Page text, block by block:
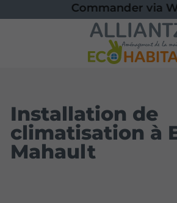
Commander via
Installation de
climatisation à
Mahault